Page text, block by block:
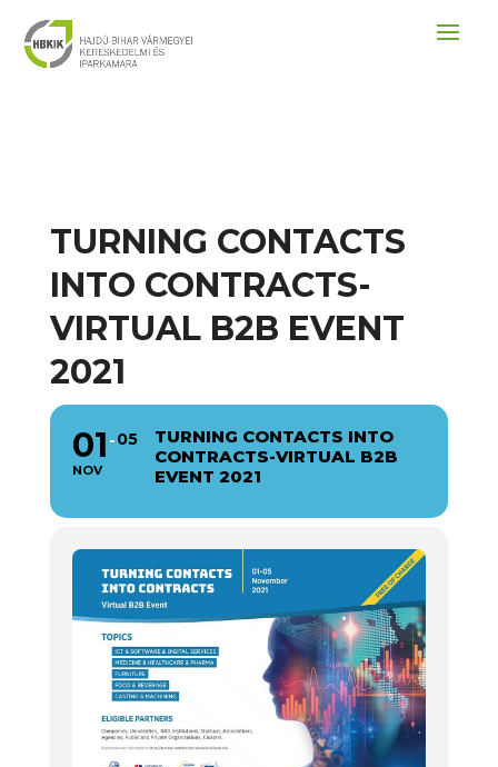
TURNING CONTACTS
INTO CONTRACTS-
VIRTUAL B2B EVENT
2021
01
NOV
05
TURNING CONTACTS INTO
CONTRACTS-VIRTUAL B2B
EVENT 2021